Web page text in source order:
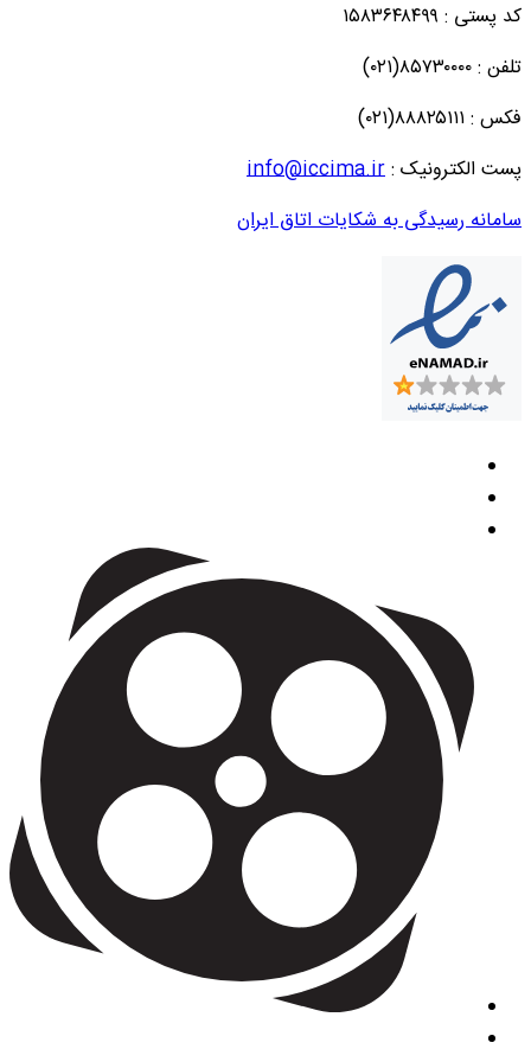
کد پستی : ۱۵۸۳۶۴۸۴۹۹
تلفن : ۸۵۷۳۰۰۰۰(۰۲۱)
فکس : ۸۸۸۲۵۱۱۱(۰۲۱)
پست الکترونیک :info@iccima.ir
سامانه رسیدگی به شکایات اتاق ایران